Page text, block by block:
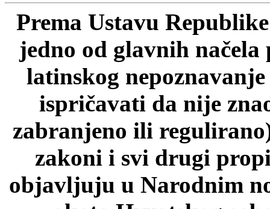
Prema Ustavu
jedno od glavnih
latinskog
ispričavati da nije
zabranjeno ili
zakoni i svi drugi
objavljuju u Narodnim